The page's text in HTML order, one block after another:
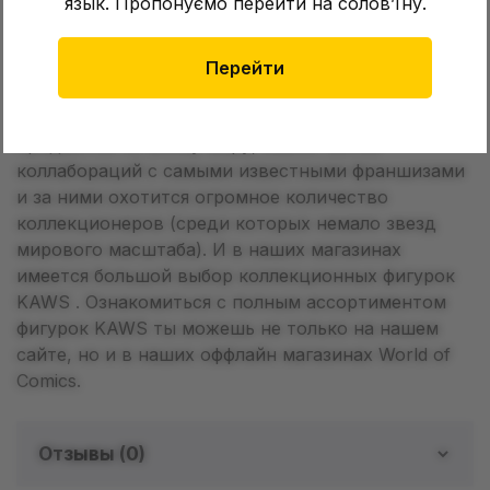
Перейти
KAWS начал работать над разработкой дизайна
виниловых фигурок, в сотрудничестве с брендом
My Plastic Heart, используя свой фирменный стиль.
Этот шаг стал определяющим в его карьере, ведь
коллабораций с самыми известными франшизами
и за ними охотится огромное количество
коллекционеров (среди которых немало звезд
мирового масштаба). И в наших магазинах
имеется большой выбор коллекционных фигурок
KAWS . Ознакомиться с полным ассортиментом
фигурок KAWS ты можешь не только на нашем
сайте, но и в наших оффлайн магазинах World of
Comics.
Отзывы (0)